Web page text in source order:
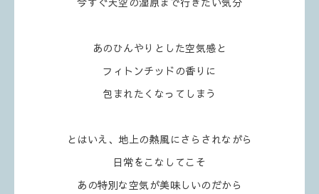
あのひんやりとした空気感と
フィトンチッドの香りに
包まれたくなってしまう
とはいえ、地上の熱風にさらされながら
日常をこなしてこそ
あの特別な空気が美味しいのだから